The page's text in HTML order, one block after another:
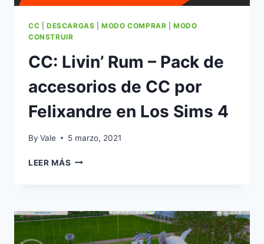
CC DESCARGAS |MODO COMPRAR |MODO
CONSTRUIR
CC: Livin’ Rum – Pack de
accesorios de CC por
Felixandre en Los Sims 4
By Vale 5 marzo, 2021
LEER MÁS CC:
PACK
DE
ACCESORIOS